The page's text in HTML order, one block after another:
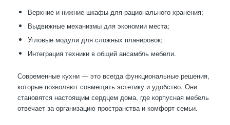
Верхние и нижние шкафы для рационального хранения;
Выдвижные механизмы для экономии места;
Угловые модули для сложных планировок;
Интеграция техники в общий ансамбль мебели.
Современные кухни — это всегда функциональные решения,
которые позволяют совмещать эстетику и удобство. Они
становятся настоящим сердцем дома, где корпусная мебель
отвечает за организацию пространства и комфорт семьи.